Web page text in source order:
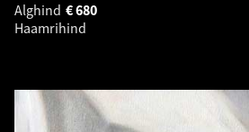
Alghind
680
€
Haamrihind